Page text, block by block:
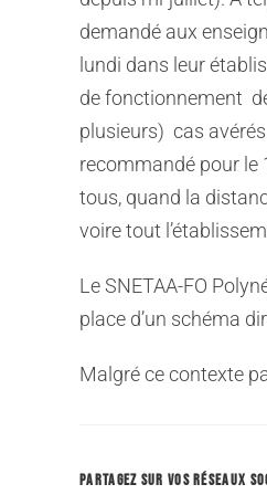
demandé aux
lundi dans leur
de fonctionnement
plusieurs) cas
recommandé pour le
tous, quand la
voire tout
Le SNETAA-FO
place d’un schéma
Malgré ce contexte
PARTAGEZ SUR VOS RÉSEAUX